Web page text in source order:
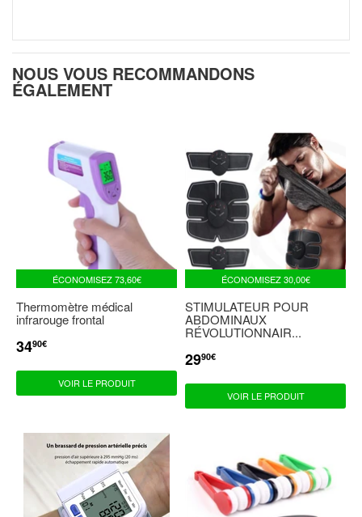
NOUS VOUS RECOMMANDONS
ÉGALEMENT
ÉCONOMISEZ73,60€
Thermomètre médical
infrarouge frontal
PRIX
3490€
VOIR LE PRODUIT
ÉCONOMISEZ30,00€
STIMULATEUR POUR
ABDOMINAUX
RÉVOLUTIONNAIR...
PRIX
2990€
VOIR LE PRODUIT